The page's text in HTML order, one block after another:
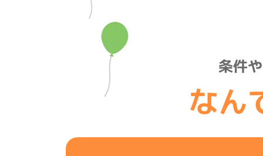
条件
なん